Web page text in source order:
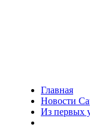
Главная
Новости
Из пеpвых